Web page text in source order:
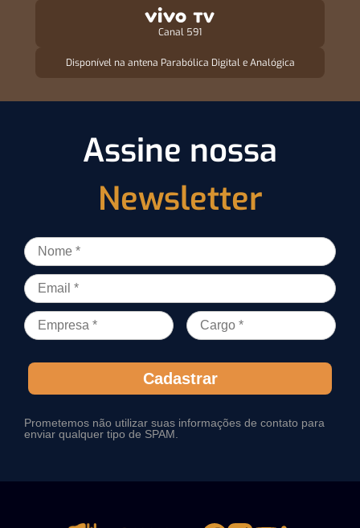
Canal 591
Disponível na antena Parabólica Digital e Analógica
Assine nossa
Newsletter
Cadastrar
Prometemos não utilizar suas informações de contato para
enviar qualquer tipo de SPAM.